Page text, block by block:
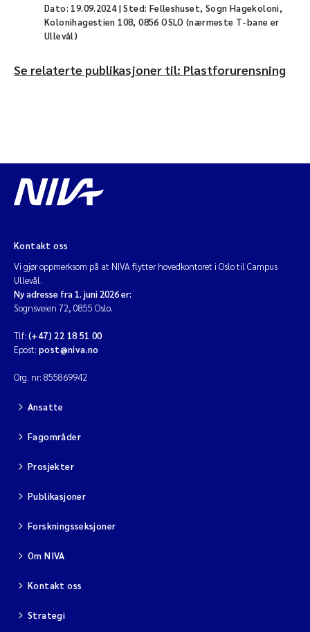
Dato: 19.09.2024| Sted: Felleshuset, Sogn Hagekoloni,
Kolonihagestien 108, 0856 OSLO (nærmeste T-bane er
Ullevål)
Se relaterte publikasjoner til: Plastforurensning
Kontakt oss
Vi gjør oppmerksom på at NIVA flytter hovedkontoret i Oslo til Campus
Ullevål.
Ny adresse fra 1. juni 2026 er:
Sognsveien 72, 0855 Oslo.
Tlf: (+47) 22 18 51 00
Epost: post@niva.no
Org. nr: 855869942
Ansatte
Fagområder
Prosjekter
Publikasjoner
Forskningsseksjoner
Om NIVA
Kontakt oss
Strategi